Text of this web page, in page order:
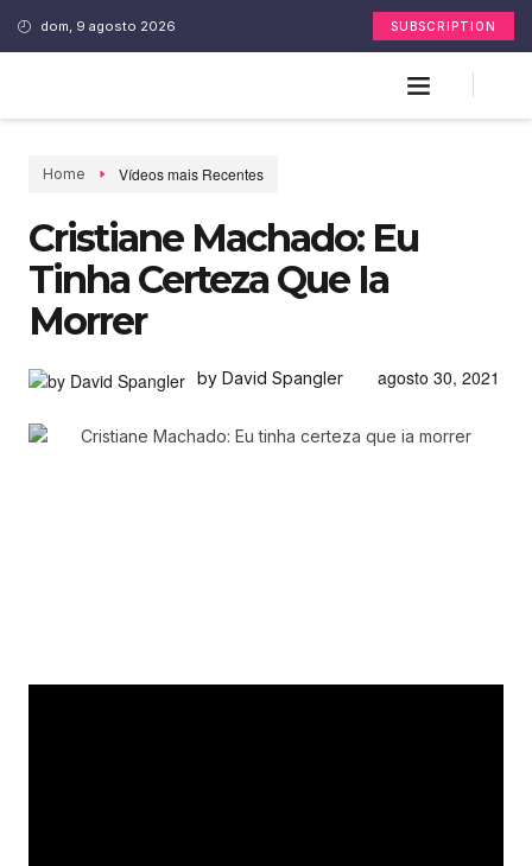
dom, 9 agosto 2026 SUBSCRIPTION
Home Vídeos mais Recentes
Cristiane Machado: Eu
Tinha Certeza Que Ia
Morrer
by David Spangler agosto 30, 2021